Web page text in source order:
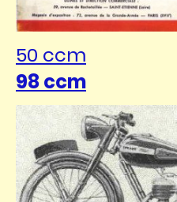
50 ccm
98 ccm